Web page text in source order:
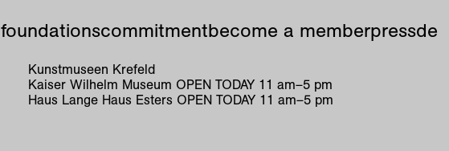
foundationscommitmentbecome a memberpressde
Kunstmuseen Krefeld
Kaiser Wilhelm Museum OPEN TODAY 11 am–5 pm
Haus Lange Haus Esters OPEN TODAY 11 am–5 pm